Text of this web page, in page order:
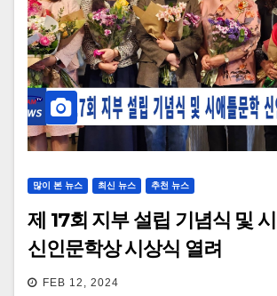
많이 본 뉴스 최신 뉴스 추천 뉴스
제 17회 지부 설립 기념식 및
신인문학상 시상식 열려
FEB 12, 2024